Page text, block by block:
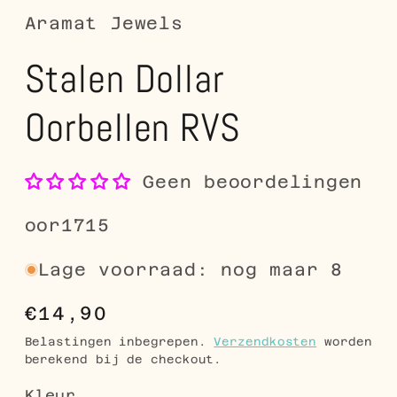
Aramat Jewels
Stalen Dollar
Oorbellen RVS
Geen beoordelingen
SKU:
oor1715
Lage voorraad: nog maar 8
Normale
prijs
€14,90
Belastingen inbegrepen.Verzendkosten worden
berekend bij de checkout.